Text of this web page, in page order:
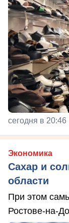
сегодня в 20:46
Экономика
Сахар и
области
При этом
Ростове-на-